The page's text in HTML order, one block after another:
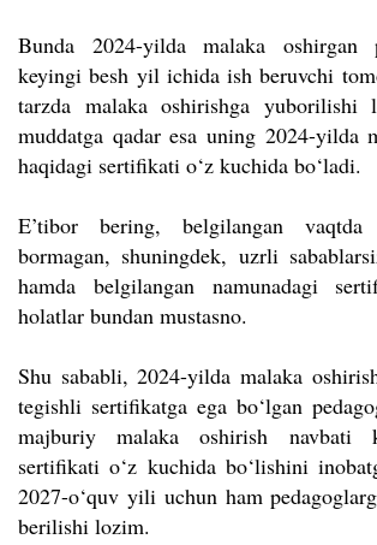
Bunda 2024-yilda malaka oshirgan
keyingi besh yil ichida ish beruvchi
tarzda malaka oshirishga yuborilishi
muddatga qadar esa uning 2024-yilda
haqidagi sertifikati o‘z kuchida bo‘ladi.
E’tibor bering, belgilangan
bormagan, shuningdek, uzrli
hamda belgilangan namunadagi
holatlar bundan mustasno.
Shu sababli, 2024-yilda malaka
tegishli sertifikatga ega bo‘lgan
majburiy malaka oshirish navbati
sertifikati o‘z kuchida bo‘lishini
2027-o‘quv yili uchun ham
berilishi lozim.